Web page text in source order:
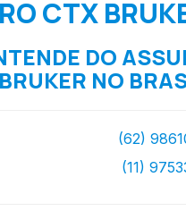
CTX
DO
NO
(62)
(11)